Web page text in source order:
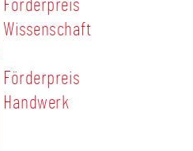
Förderpreis
Wissenschaft
Förderpreis
Handwerk